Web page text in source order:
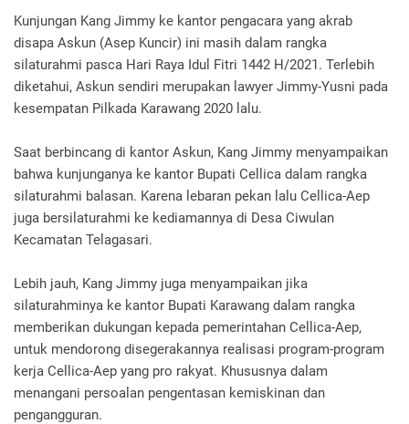
Kunjungan Kang Jimmy ke kantor pengacara yang akrab
disapa Askun (Asep Kuncir) ini masih dalam rangka
silaturahmi pasca Hari Raya Idul Fitri 1442 H/2021. Terlebih
diketahui, Askun sendiri merupakan lawyer Jimmy-Yusni pada
kesempatan Pilkada Karawang 2020 lalu.
Saat berbincang di kantor Askun, Kang Jimmy menyampaikan
bahwa kunjunganya ke kantor Bupati Cellica dalam rangka
silaturahmi balasan. Karena lebaran pekan lalu Cellica-Aep
juga bersilaturahmi ke kediamannya di Desa Ciwulan
Kecamatan Telagasari.
Lebih jauh, Kang Jimmy juga menyampaikan jika
silaturahminya ke kantor Bupati Karawang dalam rangka
memberikan dukungan kepada pemerintahan Cellica-Aep,
untuk mendorong disegerakannya realisasi program-program
kerja Cellica-Aep yang pro rakyat. Khususnya dalam
menangani persoalan pengentasan kemiskinan dan
pengangguran.